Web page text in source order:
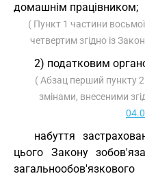
домашнім працівником;
( Пункт 1 частини
четвертим згідно із
2) податковим
( Абзац перший пункту 2
змінами, внесеними
набуття
цього Закону